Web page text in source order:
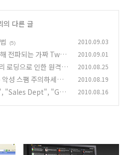
의 다른 글
(5) 2010.09.03
전파되는 가짜 Twee
주의!
(9)
2010.09.01
로딩으로 인한 원격코
2010.08.25
성 스팸 주의하세요. 2010.08.19
"Sales Dept", "Gar
2010.08.16